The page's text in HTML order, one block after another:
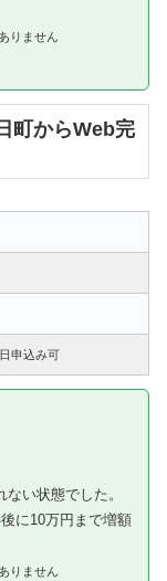
りません
町からWeb完
申込み可
い状態でした。
に10万円まで増額
りません